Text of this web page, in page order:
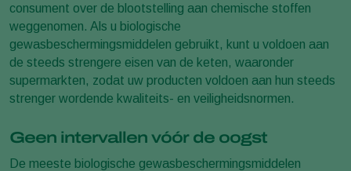
consument over de blootstelling aan chemische stoffen
weggenomen. Als u biologische
gewasbeschermingsmiddelen gebruikt, kunt u voldoen aan
de steeds strengere eisen van de keten, waaronder
supermarkten, zodat uw producten voldoen aan hun steeds
strenger wordende kwaliteits- en veiligheidsnormen.
Geen intervallen vóór de oogst
De meeste biologische gewasbeschermingsmiddelen